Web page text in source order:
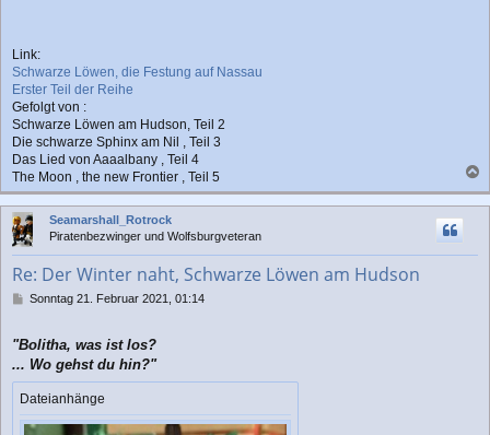
Link:
Schwarze Löwen, die Festung auf Nassau
Erster Teil der Reihe
Gefolgt von :
Schwarze Löwen am Hudson, Teil 2
Die schwarze Sphinx am Nil , Teil 3
Das Lied von Aaaalbany , Teil 4
The Moon , the new Frontier , Teil 5
a
c
Seamarshall_Rotrock
Piratenbezwinger und Wolfsburgveteran
Re: Der Winter naht, Schwarze Löwen am Hudson
B
t
a
g
Sonntag 21. Februar 2021, 01:14
"Bolitha, was ist los?
... Wo gehst du hin?"
Dateianhänge